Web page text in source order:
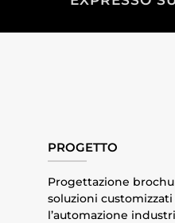
PROGETTO
Progettazione
soluzioni
l’automazione